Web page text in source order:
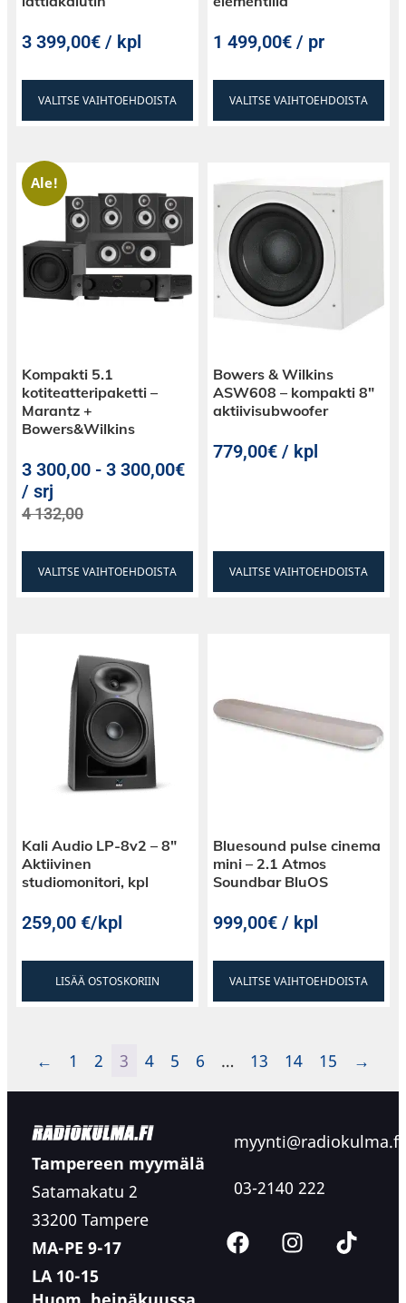
3 399,00€ / kpl
VALITSE VAIHTOEHDOISTA
1 499,00€ / pr
VALITSE VAIHTOEHDOISTA
Ale!
Kompakti 5.1
kotiteatteripaketti –
Marantz +
Bowers&Wilkins
3 300,00 -3 300,00€
/ srj
4 132,00
VALITSE VAIHTOEHDOISTA
Bowers & Wilkins
ASW608 – kompakti 8″
aktiivisubwoofer
779,00€ / kpl
VALITSE VAIHTOEHDOISTA
Kali Audio LP-8v2 – 8″
Aktiivinen
studiomonitori, kpl
259,00€/kpl
LISÄÄ OSTOSKORIIN
Bluesound pulse cinema
mini – 2.1 Atmos
Soundbar BluOS
999,00€ / kpl
VALITSE VAIHTOEHDOISTA
← 1 2 3 4 5 6 … 13 14 15 →
Tampereen myymälä
Satamakatu 2
33200 Tampere
MA-PE 9-17
LA 10-15
myynti@radiokulma.fi
03-2140 222